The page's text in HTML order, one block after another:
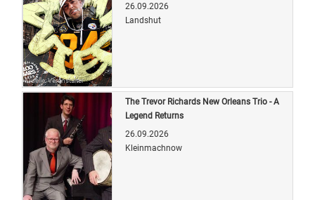
Quelle: Veranstalter
26.09.2026
Landshut
The Trevor Richards New Orleans Trio - A
Legend Returns
26.09.2026
Kleinmachnow